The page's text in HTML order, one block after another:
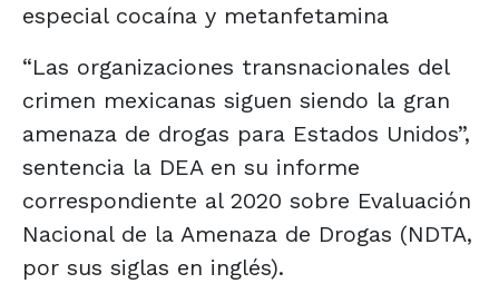
especial cocaína y metanfetamina
“Las organizaciones transnacionales del
crimen mexicanas siguen siendo la gran
amenaza de drogas para Estados Unidos”,
sentencia la DEA en su informe
correspondiente al 2020 sobre Evaluación
Nacional de la Amenaza de Drogas (NDTA,
por sus siglas en inglés).